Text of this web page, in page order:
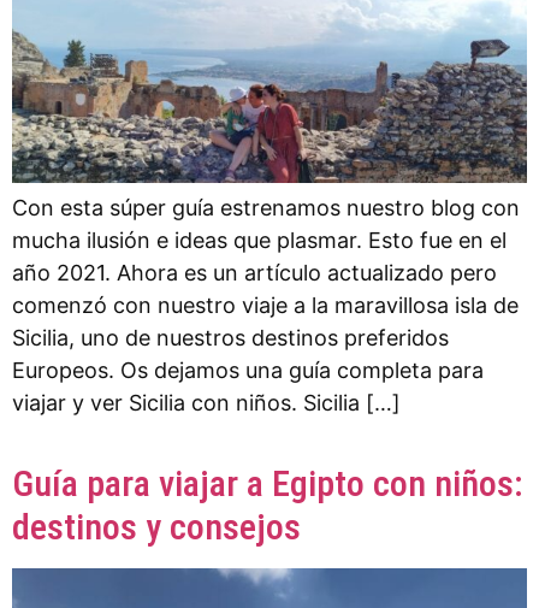
Con esta súper guía estrenamos nuestro blog con
mucha ilusión e ideas que plasmar. Esto fue en el
año 2021. Ahora es un artículo actualizado pero
comenzó con nuestro viaje a la maravillosa isla de
Sicilia, uno de nuestros destinos preferidos
Europeos. Os dejamos una guía completa para
viajar y ver Sicilia con niños. Sicilia […]
Guía para viajar a Egipto con niños:
destinos y consejos